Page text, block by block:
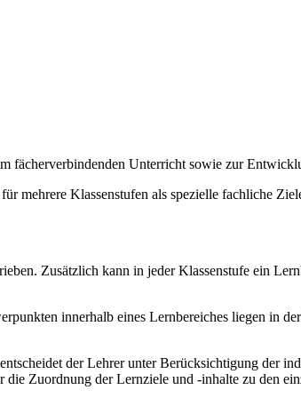
fächerverbindenden Unterricht sowie zur
mehrere Klassenstufen als spezielle fachliche
Zusätzlich kann in jeder Klassenstufe ein
innerhalb eines Lernbereiches liegen in
der Lehrer unter Berücksichtigung der
Zuordnung der Lernziele und -inhalte zu den